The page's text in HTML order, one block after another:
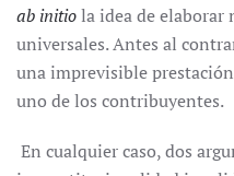
ab initiola idea de elaborar
universales. Antes al
una imprevisible
uno de los contribuyentes.
En cualquier caso, dos